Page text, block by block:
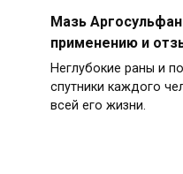
Мазь
применению и
Неглубокие раны и
спутники каждого
всей его жизни.